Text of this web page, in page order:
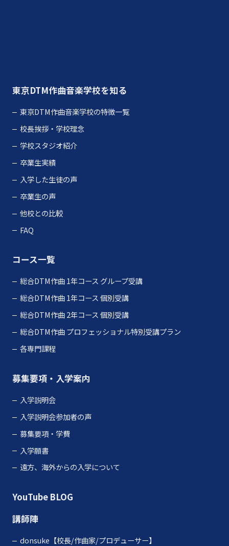
東京DTM作曲音楽学校を知る
東京DTM作曲音楽学校の特徴一覧
校長挨拶・学校理念
学校スタジオ紹介
卒業生実績
入学した生徒の声
卒業生の声
他校との比較
FAQ
コース一覧
総合DTM作曲 1年コース グループ受講
総合DTM作曲 1年コース 個別受講
総合DTM作曲 2年コース 個別受講
総合DTM作曲 プロフェッショナル特別受講プラン
各専門課程
募集要項・入学案内
入学説明会
入学説明会参加者の声
募集要項・学費
入学願書
遠方、海外からの入学について
YouTube BLOG
講師陣
donsuke【校長/作曲家/プロデューサー】